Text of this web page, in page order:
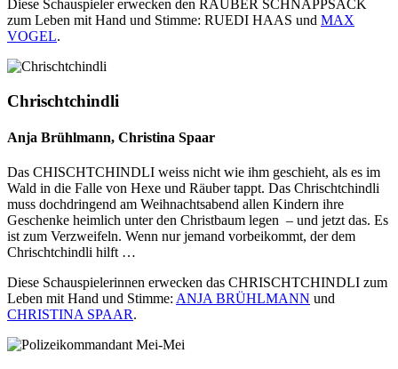
Diese Schauspieler erwecken den RÄUBER SCHNAPPSACK
zum Leben mit Hand und Stimme: RUEDI HAAS und MAX
VOGEL.
Chrischtchindli
Anja Brühlmann, Christina Spaar
Das CHISCHTCHINDLI weiss nicht wie ihm geschieht, als es im
Wald in die Falle von Hexe und Räuber tappt. Das Chrischtchindli
muss dochdringend am Weihnachtsabend allen Kindern ihre
Geschenke heimlich unter den Christbaum legen – und jetzt das. Es
ist zum Verzweifeln. Wenn nur jemand vorbeikommt, der dem
Chrischtchindli hilft …
Diese Schauspielerinnen erwecken das CHRISCHTCHINDLI zum
Leben mit Hand und Stimme: ANJA BRÜHLMANN und
CHRISTINA SPAAR.